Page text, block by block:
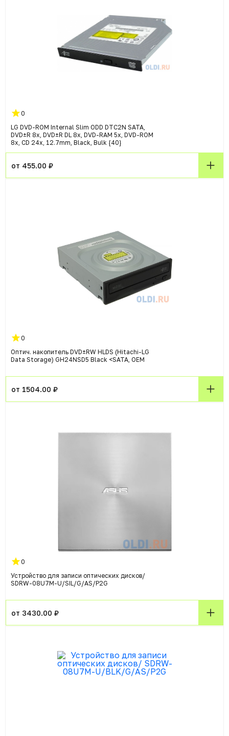
0
LG DVD-ROM Internal Slim ODD DTC2N SATA,
DVD±R 8x, DVD±R DL 8x, DVD-RAM 5x, DVD-ROM
8x, CD 24x, 12.7mm, Black, Bulk {40}
от 455.00 ₽
0
Оптич. накопитель DVD±RW HLDS (Hitachi-LG
Data Storage) GH24NSD5 Black <SATA, OEM
от 1504.00 ₽
0
Устройство для записи оптических дисков/
SDRW-08U7M-U/SIL/G/AS/P2G
от 3430.00 ₽